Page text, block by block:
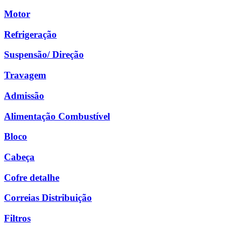
Motor
Refrigeração
Suspensão/ Direção
Travagem
Admissão
Alimentação Combustível
Bloco
Cabeça
Cofre detalhe
Correias Distribuição
Filtros